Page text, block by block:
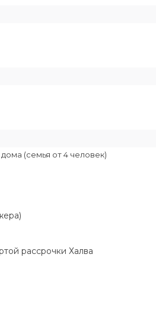
(семья от 4 человек)
рассрочки Халва